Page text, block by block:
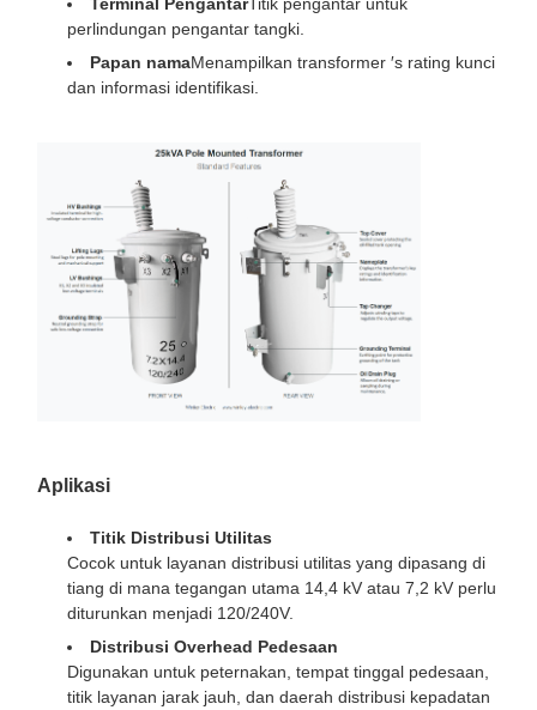
Terminal PengantarTitik pengantar untuk
perlindungan pengantar tangki.
Papan namaMenampilkan transformer ′s rating kunci
dan informasi identifikasi.
Aplikasi
Titik Distribusi Utilitas
Cocok untuk layanan distribusi utilitas yang dipasang di
tiang di mana tegangan utama 14,4 kV atau 7,2 kV perlu
diturunkan menjadi 120/240V.
Distribusi Overhead Pedesaan
Digunakan untuk peternakan, tempat tinggal pedesaan,
titik layanan jarak jauh, dan daerah distribusi kepadatan